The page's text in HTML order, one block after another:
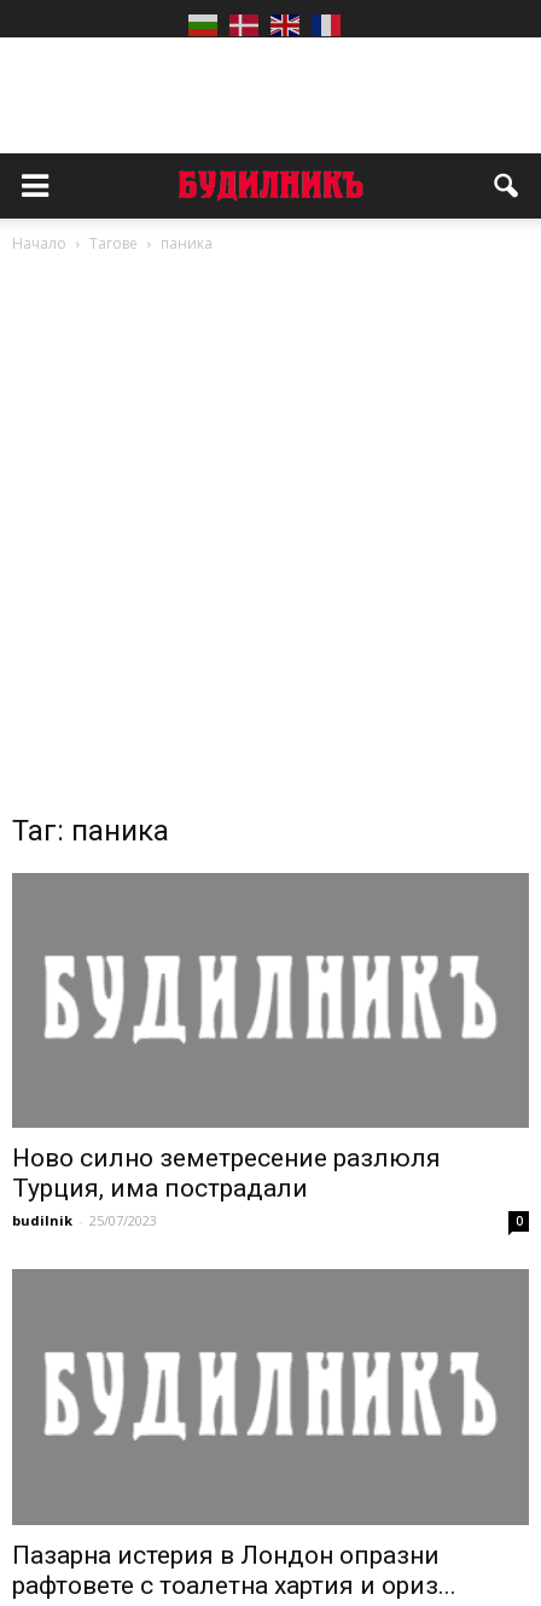
Начало Тагове паника
Таг: паника
Ново силно земетресение разлюля
Турция, има пострадали
budilnik - 25/07/2023 0
Пазарна истерия в Лондон опразни
рафтовете с тоалетна хартия и ориз...